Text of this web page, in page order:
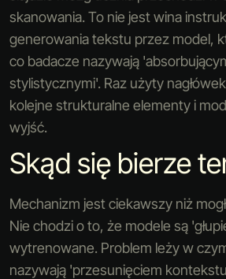
skanowania. To nie jest wina
generowania tekstu przez model,
co badacze nazywają
stylistycznymi'. Raz użyty
kolejne strukturalne elementy i
wyjść.
Skąd się bierze
Mechanizm jest ciekawszy niż
Nie chodzi o to, że modele są
wytrenowane. Problem leży w
nazywają 'przesunięciem